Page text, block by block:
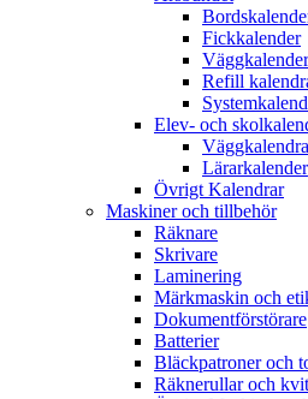
Fickkalender
Väggkalender
Refill
Elev- och
Lärarkalender
Övrigt Kalendrar
Maskiner och tillbehör
Räknare
Skrivare
Laminering
Märkmaskin och
Dokumentförstörare
Batterier
Bläckpatroner och
Räknerullar och